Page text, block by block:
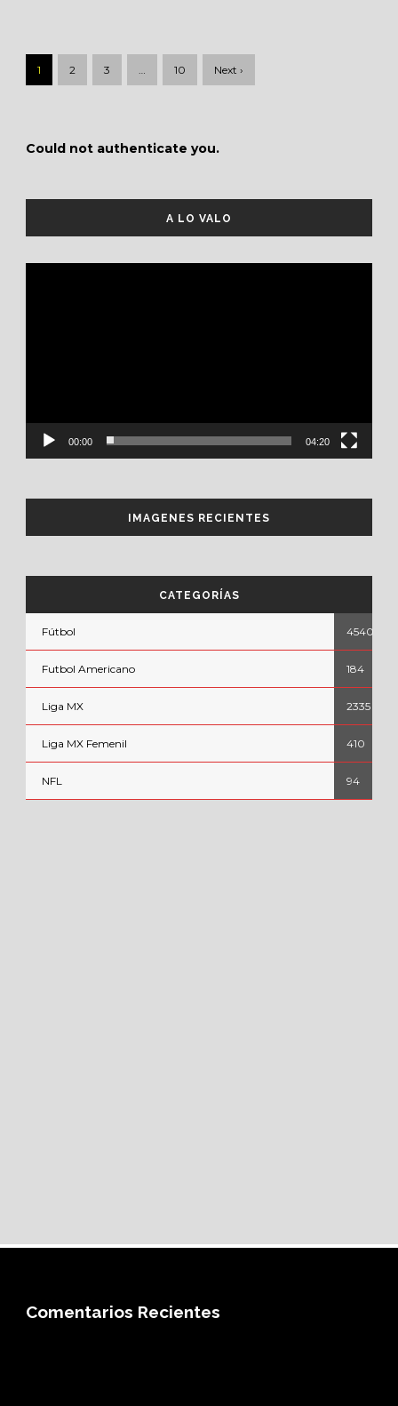
1 2 3 … 10 Next ›
Could not authenticate you.
A LO VALO
00:00 04:20
IMAGENES RECIENTES
CATEGORÍAS
Fútbol 4540
Futbol Americano 184
Liga MX 2335
Liga MX Femenil 410
NFL 94
Comentarios Recientes